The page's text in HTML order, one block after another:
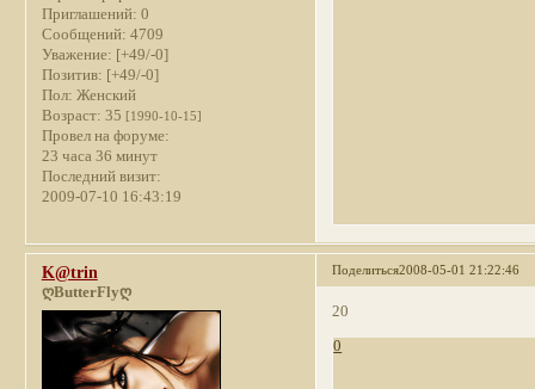
Приглашений: 0
Сообщений: 4709
Уважение: [+49/-0]
Позитив: [+49/-0]
Пол: Женский
Возраст: 35 [1990-10-15]
Провел на форуме:
23 часа 36 минут
Последний визит:
2009-07-10 16:43:19
Поделиться2008-05-01 21:22:46
K@trin
ღButterFlyღ
20
0